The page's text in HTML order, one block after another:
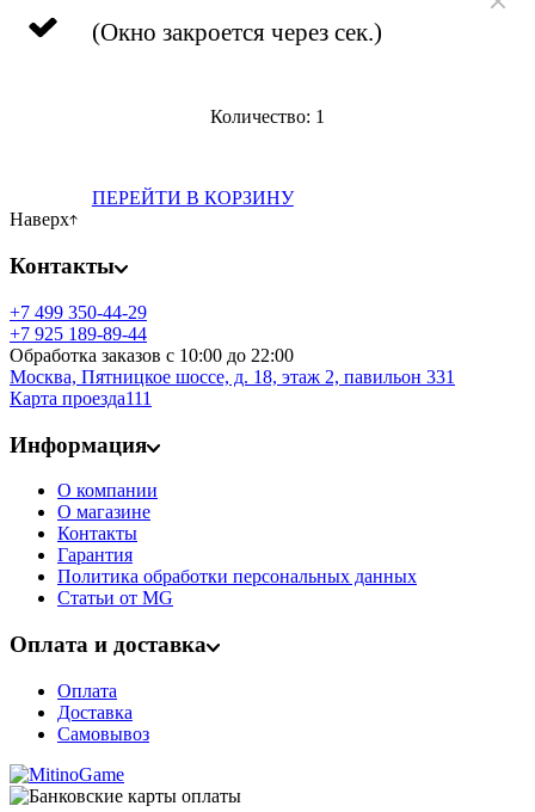
(Окно закроется через сек.)
Количество: 1
ПЕРЕЙТИ В КОРЗИНУ
Наверх
Контакты
+7 499 350-44-29
+7 925 189-89-44
Обработка заказов с 10:00 до 22:00
Москва, Пятницкое шоссе, д. 18, этаж 2, павильон 331
Карта проезда111
Информация
О компании
О магазине
Контакты
Гарантия
Политика обработки персональных данных
Статьи от MG
Оплата и доставка
Оплата
Доставка
Самовывоз